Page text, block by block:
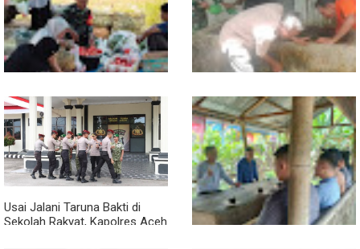
Babinsa Turun ke Pasar, Harga
dan Ketersediaan Sembako
Dipantau
Semangat Gotong Royong,
Babinsa dan Warga Bersihkan
Penampungan Air Masjid
Usai Jalani Taruna Bakti di
Sekolah Rakyat, Kapolres Aceh